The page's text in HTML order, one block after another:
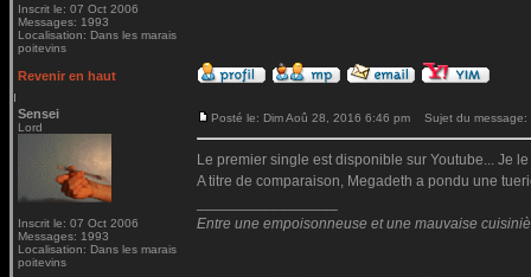
Inscrit le: 07 Oct 2006
Messages: 1993
Localisation: Dans les marais
poitevins
Revenir en haut
Sensei
Lord
Inscrit le: 07 Oct 2006
Messages: 1993
Localisation: Dans les marais
poitevins
Posté le: Dim Aoû 28, 2016 6:46 pm Sujet du message:
Le premier single est disponible sur Youtube... Je
A titre de comparaison, Megadeth a pondu une
Entre une empoisonneuse et une mauvaise